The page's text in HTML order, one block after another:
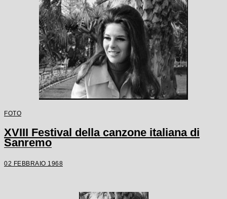
FOTO
XVIII Festival della canzone italiana di
Sanremo
02 FEBBRAIO 1968